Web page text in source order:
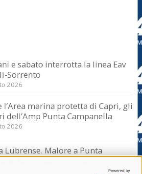
e sabato interrotta la linea Eav
Sorrento
2026
l’Area marina protetta di Capri, gli
dell’Amp Punta Campanella
2026
Lubrense. Malore a Punta
turista soccorsa